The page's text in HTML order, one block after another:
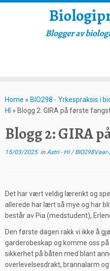
to
content
Blogger av
Home » BIO298 - Yrkespraksis i
HI » Blogg 2: GIRA på første
Blogg 2: GIRA
15/03/2025in Astri - HI/
Det har vært veldig lærerikt og
allerede har lært så mye og har
består av Pia (medstudent),
Den første dagen rakk vi ikke å
garderobeskap og komme oss
sikkerhet på båten med blant
overlevelsesdrakt, brannalarm